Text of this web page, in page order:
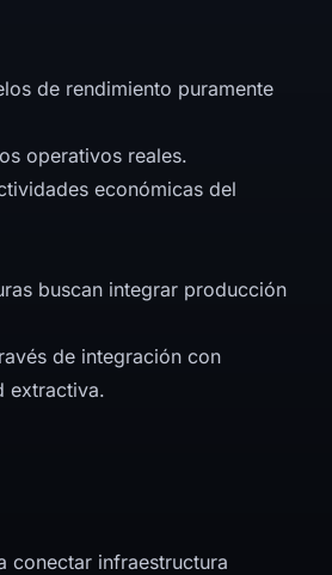
de rendimiento puramente
operativos reales.
económicas del
buscan integrar producción
de integración con
extractiva.
conectar infraestructura